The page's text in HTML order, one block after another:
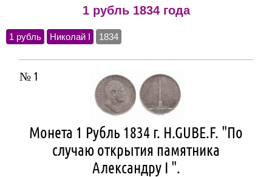
1 рубль 1834 года
1 рубль Николай I 1834
№ 1
Монета 1 Рубль 1834 г. H.GUBE.F. "По
случаю открытия памятника
Александру I ".